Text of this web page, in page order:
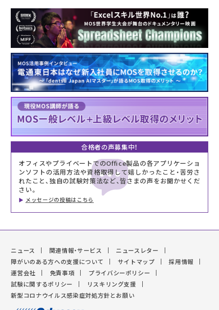
合格者の声募集中！
オフィスやプライベートでのOffice製品の各アプリケーショ
ンソフトの活用方法や資格取得して嬉しかったこと・苦労さ
れたこと、独自の試験対策法など、皆さまの声をお聞かせくだ
さい。
メッセージの投稿はこちら
ニュース 関連情報・サービス
ニュースレター
障がいのある方への支援について
サイトマップ
採用情報
運営会社
免責事項
プライバシーポリシー
試験に関するポリシー
リスキリング支援
新型コロナウイルス感染症対処方針とお願い